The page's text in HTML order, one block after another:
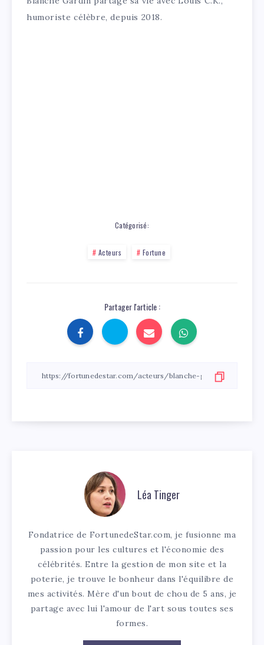
humoriste célèbre, depuis 2018.
Catégorisé:
Acteurs Fortune
Partager l'article :
Léa Tinger
Fondatrice de FortunedeStar.com, je fusionne ma
passion pour les cultures et l'économie des
célébrités. Entre la gestion de mon site et la
poterie, je trouve le bonheur dans l'équilibre de
mes activités. Mère d'un bout de chou de 5 ans, je
partage avec lui l'amour de l'art sous toutes ses
formes.